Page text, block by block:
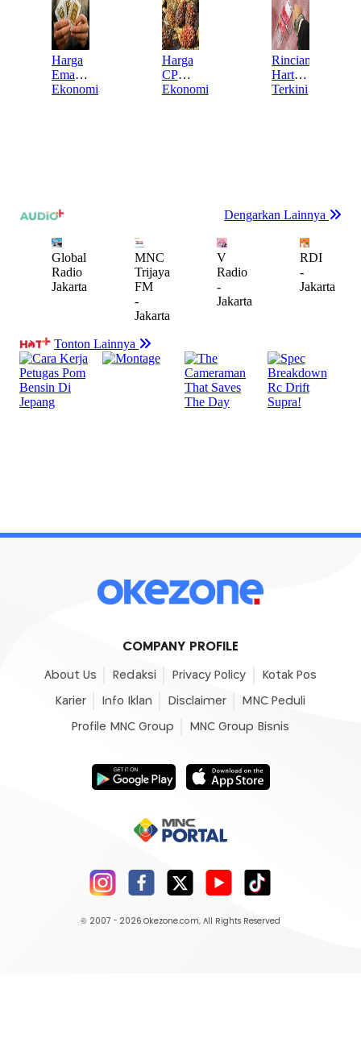
COMPANY PROFILE
About Us Redaksi Privacy Policy Kotak Pos
Karier Info Iklan Disclaimer MNC Peduli
Profile MNC Group MNC Group Bisnis
© 2007 - 2026 Okezone.com, All Rights Reserved